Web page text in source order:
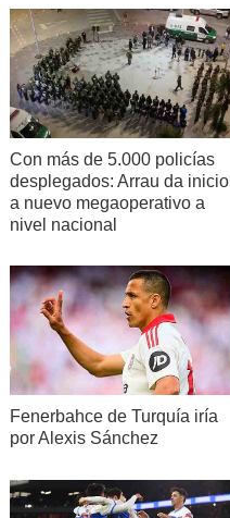
Con más de 5.000 policías
desplegados: Arrau da inicio
a nuevo megaoperativo a
nivel nacional
Fenerbahce de Turquía iría
por Alexis Sánchez